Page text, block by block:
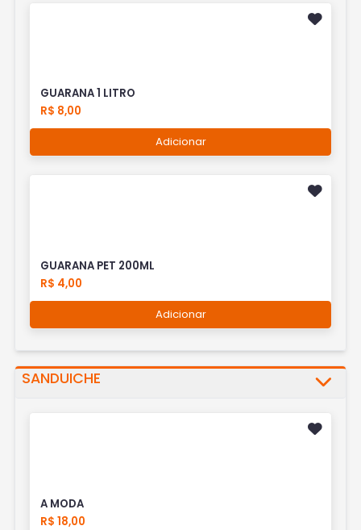
GUARANA 1 LITRO
R$ 8,00
Adicionar
GUARANA PET 200ML
R$ 4,00
Adicionar
SANDUICHE
A MODA
R$ 18,00